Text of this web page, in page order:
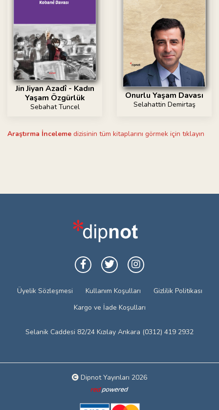
Jin Jiyan Azadî - Kadın
Yaşam Özgürlük
Sebahat Tuncel
Onurlu Yaşam Davası
Selahattin Demirtaş
Araştırma İnceleme dizisinin tüm kitaplarını görmek için tıklayın
Üyelik Sözleşmesi Kullanım Koşulları
Gizlilik Politikası
Kargo ve İade Koşulları
Selanik Caddesi 82/24 Kızılay Ankara (0312) 419 2932
Dipnot Yayınları 2026